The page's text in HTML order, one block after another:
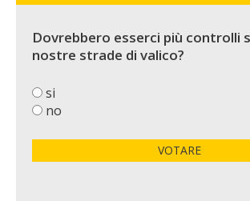
Dovrebbero esserci più controlli
nostre strade di valico?
si
no
VOTARE